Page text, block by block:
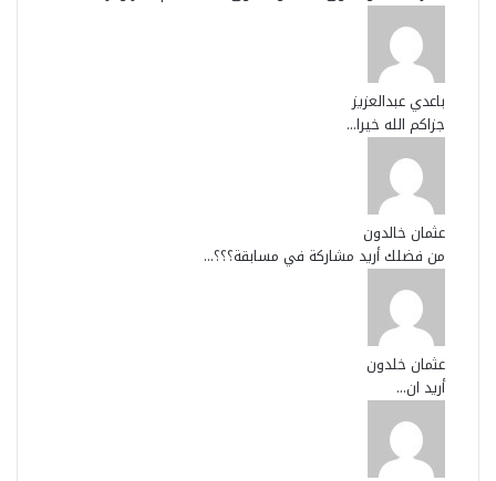
باعدي عبدالعزيز
جزاكم الله خيرا...
عثمان خالدون
من فضلك أريد مشاركة في مسابقة؟؟؟...
عثمان خلدون
أريد ان...